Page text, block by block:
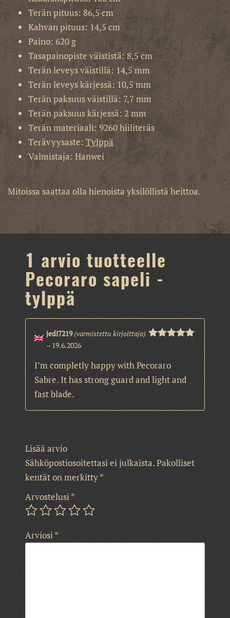
Terän pituus: 86,5 cm
Kahvan pituus: 14,5 cm
Paino: 620 g
Tasapainopiste väististä: 8,5 cm
Terän leveys väistillä: 14,5 mm
Terän leveys kärjessä: 10,5 mm
Terän paksuus väistillä: 7,7 mm
Terän paksuus kärjessä: 2 mm
Terän materiaali: 9260 hiiliteräs
Terävyysaste: Tylppä
Valmistaja: Hanwei
Mitoissa saattaa olla hienoista yksilöllistä heittoa.
1 arvio tuotteelle
Pecoraro sapeli -
tylppä
5/ 5
jedi7219(varmistettu kirjoittaja)
– 19.6.2026
I’m completly happy with Pecoraro
Sabre. It has strong guard and light and
fast blade.
Lisää arvio
Sähköpostiosoitettasi ei julkaista.Pakolliset
kentät on merkitty*
Arvostelusi*
Arviosi*